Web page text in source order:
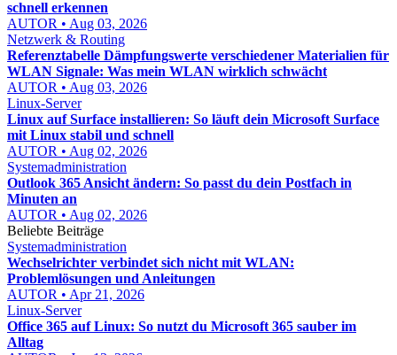
schnell erkennen
AUTOR • Aug 03, 2026
Netzwerk & Routing
Referenztabelle Dämpfungswerte verschiedener Materialien für
WLAN Signale: Was mein WLAN wirklich schwächt
AUTOR • Aug 03, 2026
Linux-Server
Linux auf Surface installieren: So läuft dein Microsoft Surface
mit Linux stabil und schnell
AUTOR • Aug 02, 2026
Systemadministration
Outlook 365 Ansicht ändern: So passt du dein Postfach in
Minuten an
AUTOR • Aug 02, 2026
Beliebte Beiträge
Systemadministration
Wechselrichter verbindet sich nicht mit WLAN:
Problemlösungen und Anleitungen
AUTOR • Apr 21, 2026
Linux-Server
Office 365 auf Linux: So nutzt du Microsoft 365 sauber im
Alltag